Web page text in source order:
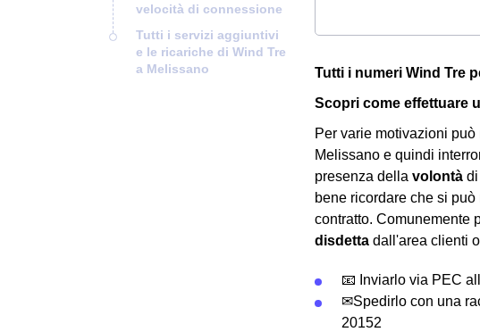
velocità di connessione
Tutti i servizi aggiuntivi
e le ricariche di Wind Tre
a Melissano
Tutti i numeri Wind Tre
Scopri come effettuare
Per varie motivazioni
Melissano e quindi
presenza della volontà
bene ricordare che si può
contratto. Comunemente
disdetta dall'area clienti
📧 Inviarlo via PEC
✉Spedirlo con una
20152